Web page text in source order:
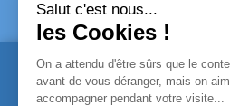
PRODUITS
Promotions